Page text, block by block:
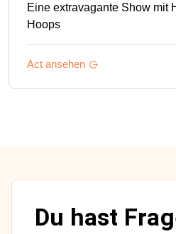
Eine extravagante Show mit
Hoops
Act ansehen
Du hast